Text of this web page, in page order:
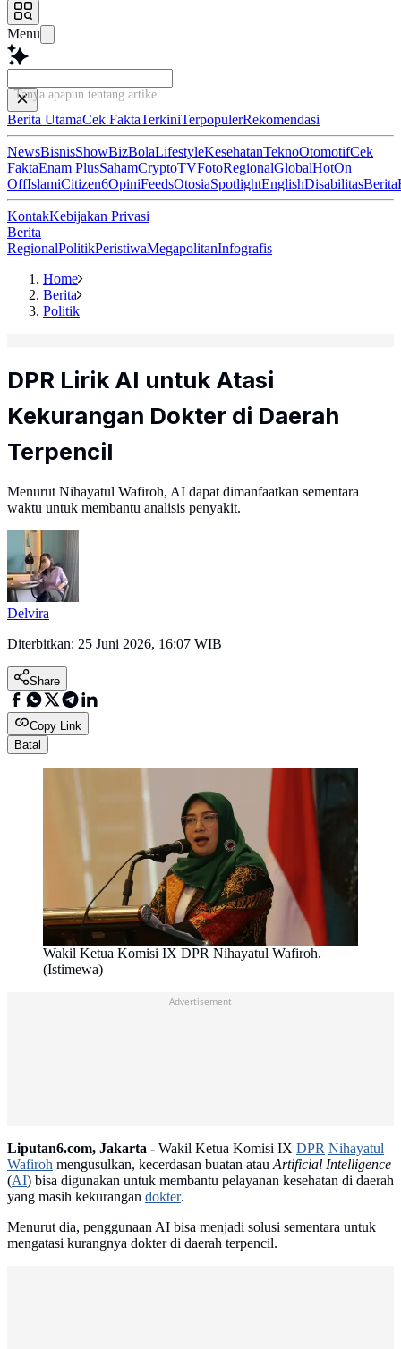
Menu
Tanya apapun tentang artikel ini...
Berita UtamaCek FaktaTerkiniTerpopulerRekomendasi
NewsBisnisShowBizBolaLifestyleKesehatanTeknoOtomotifCek
FaktaEnam PlusSahamCryptoTVFotoRegionalGlobalHotOn
OffIslamiCitizen6OpiniFeedsOtosiaSpotlightEnglishDisabilitasBerita
KontakKebijakan Privasi
Berita
RegionalPolitikPeristiwaMegapolitanInfografis
Home
Berita
Politik
DPR Lirik AI untuk Atasi
Kekurangan Dokter di Daerah
Terpencil
Menurut Nihayatul Wafiroh, AI dapat dimanfaatkan sementara
waktu untuk membantu analisis penyakit.
Delvira
Diterbitkan: 25 Juni 2026, 16:07 WIB
Share
Copy Link
Batal
Wakil Ketua Komisi IX DPR Nihayatul Wafiroh.
(Istimewa)
Advertisement
Liputan6.com, Jakarta - Wakil Ketua Komisi IX DPR Nihayatul
Wafiroh mengusulkan, kecerdasan buatan atauArtificial Intelligence
(AI) bisa digunakan untuk membantu pelayanan kesehatan di daerah
yang masih kekurangan dokter.
Menurut dia, penggunaan AI bisa menjadi solusi sementara untuk
mengatasi kurangnya dokter di daerah terpencil.